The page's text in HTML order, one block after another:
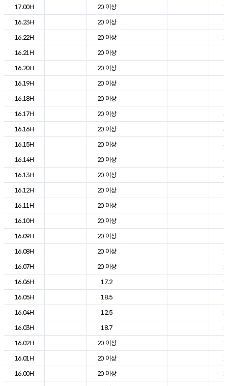
17.00H
20 이상
16.23H
20 이상
16.22H
20 이상
16.21H
20 이상
16.20H
20 이상
16.19H
20 이상
16.18H
20 이상
16.17H
20 이상
16.16H
20 이상
16.15H
20 이상
16.14H
20 이상
16.13H
20 이상
16.12H
20 이상
16.11H
20 이상
16.10H
20 이상
16.09H
20 이상
16.08H
20 이상
16.07H
20 이상
16.06H
17.2
16.05H
18.5
16.04H
12.5
16.03H
18.7
16.02H
20 이상
16.01H
20 이상
16.00H
20 이상